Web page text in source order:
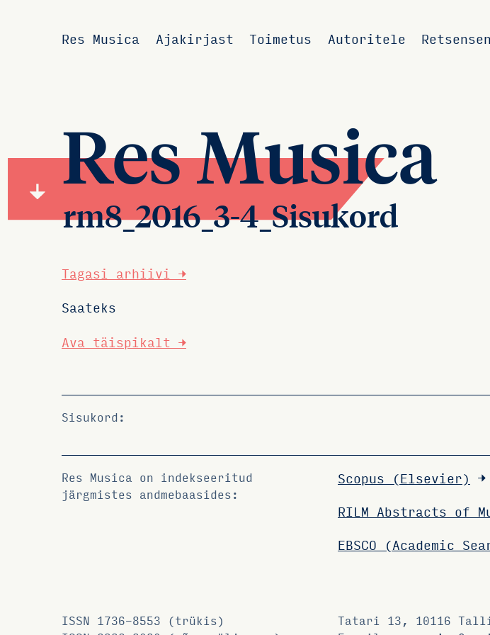
Res Musica Ajakirjast Toimetus Autoritele
Res Musica
rm8_2016_3-4_Sisukord
Tagasi arhiivi →
Saateks
Ava täispikalt →
Sisukord:
Res Musica on indekseeritud
järgmistes andmebaasides:
Scopus (Elsevier)
RILM Abstracts of
EBSCO (Academic
ISSN 1736-8553 (trükis)
Tatari 13, 10116